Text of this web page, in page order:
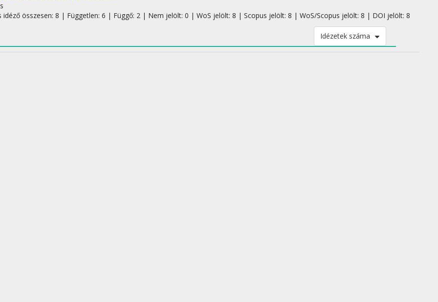
idéző összesen: 8 | Független: 6 | Függő: 2 | Nem jelölt: 0 | WoS jelölt: 8 | Scopus jelölt: 8 | WoS/Scopus jelölt: 8 | DOI jelölt: 8
Idézetek száma